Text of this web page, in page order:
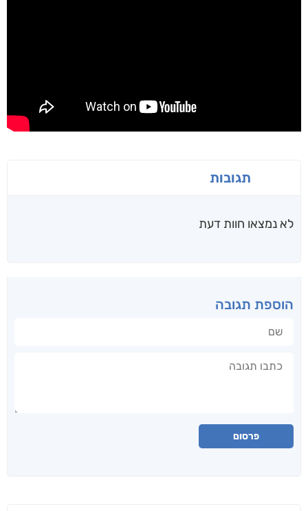
תגובות
לא נמצאו חוות דעת
הוספת תגובה
פרסום